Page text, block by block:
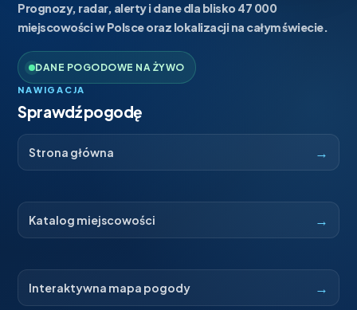
Prognozy, radar, alerty i dane dla blisko 47 000
miejscowości w Polsce oraz lokalizacji na całym świecie.
DANE POGODOWE NA ŻYWO
NAWIGACJA
Sprawdź pogodę
Strona główna →
Katalog miejscowości →
Interaktywna mapa pogody →